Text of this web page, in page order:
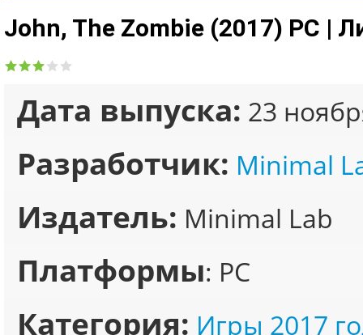
John, The Zombie (2017) PC |
Дата выпуска: 23
Разработчик: Minimal
Издатель: Minimal Lab
Платформы: PC
Категория: Игры 2017